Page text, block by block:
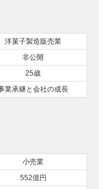
洋菓子製造販売業
非公開
25歳
業承継と会社の成長
小売業
552億円